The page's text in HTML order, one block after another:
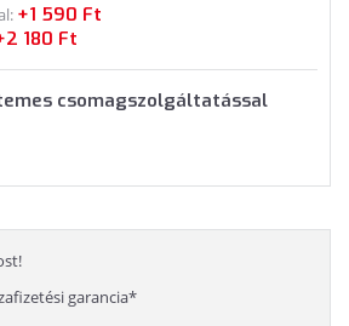
+1 590 Ft
180 Ft
csomagszolgáltatással
garancia*